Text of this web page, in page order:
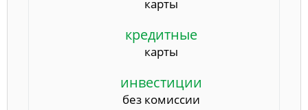
карты
кредитные
карты
инвестиции
без комиссии